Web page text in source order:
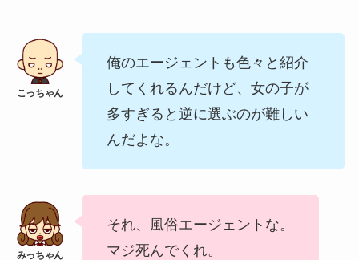
俺のエージェントも色々と紹介
してくれるんだけど、女の子が
多すぎると逆に選ぶのが難しい
んだよな。
それ、風俗エージェントな。
マジ死んでくれ。